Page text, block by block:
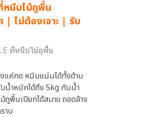
หนีบไม้ถูพื้น
ไม่ต้องเจาะ | รับ
ที่หนีบไม้ถูพื้น
แค่กด หนีบแน่นได้ทั้งด้าม
บน้ำหนักได้ถึง 5kg กันน้ำ
ถูพื้นเปียกได้สบาย ถอดล้าง
าบ